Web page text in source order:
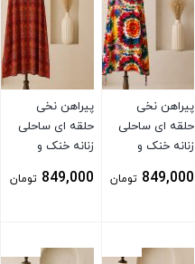
پیراهن نخی
حلقه ای ساحلی
زنانه خنک و
آبرفت)
849,000 تومان
پیراهن نخی
حلقه ای ساحلی
زنانه خنک و
آبرفت) نارنجی
849,000 تومان